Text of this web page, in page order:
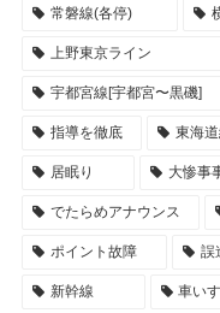
常磐線(各停)
上野東京ライン
宇都宮線[宇都宮〜黒磯]
指導を徹底 東海
居眠り 大惨事
でたらめアナウンス
ポイント故障 誤
新幹線 車い